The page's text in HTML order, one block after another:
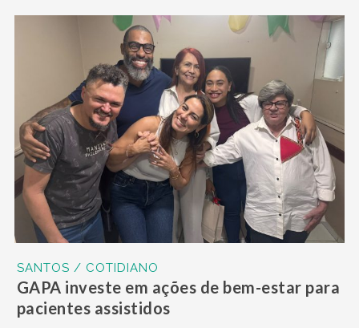
SANTOS / COTIDIANO
GAPA investe em ações de bem-estar para
pacientes assistidos